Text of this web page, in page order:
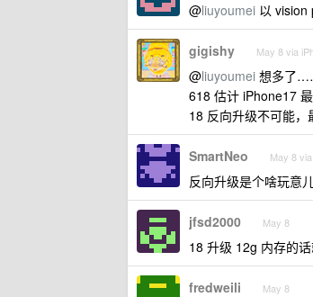
@liuyoumei 以 vision
gigishy May 8 via
@liuyoumei 想多了
618 估计 iPhone17
18 反向升级不可能，
SmartNeo May 8
反向升级是个啥玩意
jfsd2000 May 8
18 升级 12g 内存的
fredweili May 8